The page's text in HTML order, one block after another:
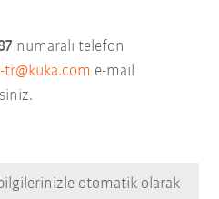
numaralı telefon
e-mail
otomatik olarak